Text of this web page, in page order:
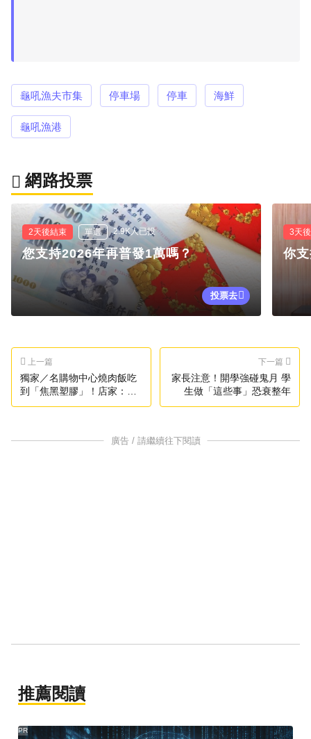
龜吼漁夫市集 停車場 停車 海鮮
龜吼漁港
網路投票
2天後結束 單選 2.9K人已投
您支持2026年再普發1萬嗎？
投票去
3天
你
上一篇
獨家／名購物中心燒肉飯吃
到「焦黑塑膠」！店家：
「美耐皿」遇噴槍致
下一篇
家長注意！開學強碰鬼月 學
生做「這些事」恐衰整年
廣告 / 請繼續往下閱讀
推薦閱讀
PR